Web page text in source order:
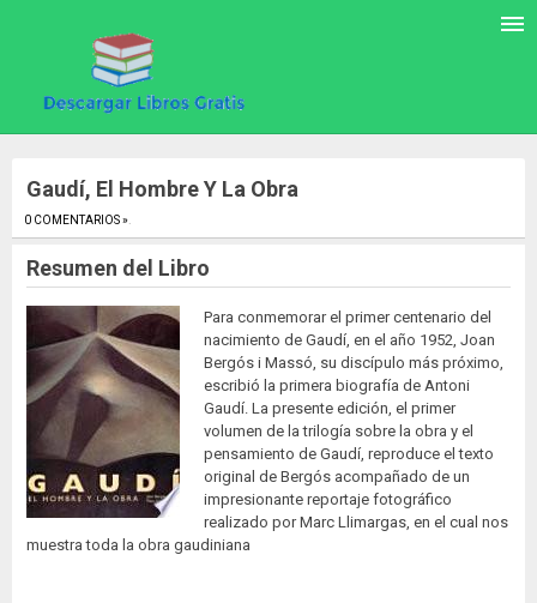
Gaudí, El Hombre Y La Obra
0 COMENTARIOS ».
Resumen del Libro
Para conmemorar el primer centenario del
nacimiento de Gaudí, en el año 1952, Joan
Bergós i Massó, su discípulo más próximo,
escribió la primera biografía de Antoni
Gaudí. La presente edición, el primer
volumen de la trilogía sobre la obra y el
pensamiento de Gaudí, reproduce el texto
original de Bergós acompañado de un
impresionante reportaje fotográfico
realizado por Marc Llimargas, en el cual nos
muestra toda la obra gaudiniana